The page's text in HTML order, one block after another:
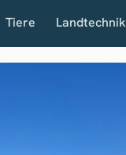
Tiere Landtechnik